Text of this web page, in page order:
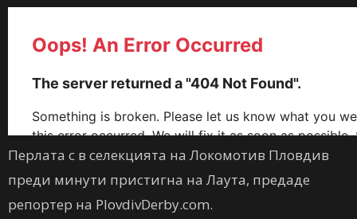
Перлата с в селекцията на Локомотив Пловдив
преди минути пристигна на Лаута, предаде
репортер на PlovdivDerby.com.